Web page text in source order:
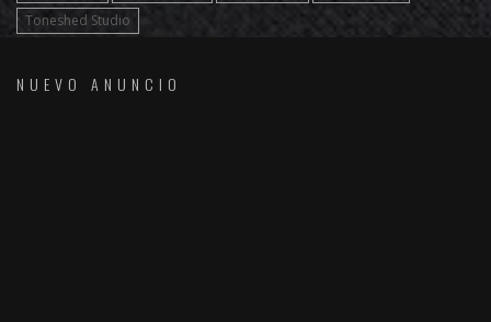
Toneshed Studio
NUEVO ANUNCIO